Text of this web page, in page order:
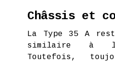
Châssis et
La Type 35 A
similaire à
Toutefois,